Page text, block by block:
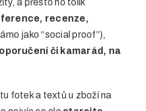
a přesto ho tolik
recenze,
jako “social proof”),
či kamarád, na
fotek a textů u zboží na